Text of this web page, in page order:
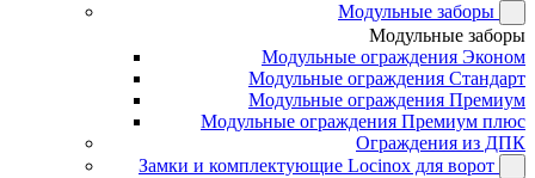
Модульные заборы
Модульные заборы
Модульные ограждения Эконом
Модульные ограждения Стандарт
Модульные ограждения Премиум
Модульные ограждения Премиум плюс
Ограждения из ДПК
Замки и комплектующие Locinox для ворот